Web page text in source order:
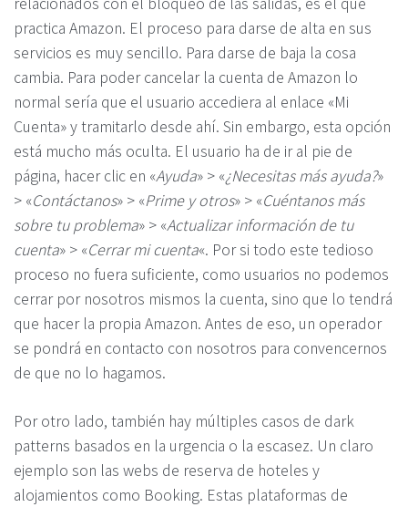
practica Amazon. El proceso para darse de alta en sus
servicios es muy sencillo. Para darse de baja la cosa
cambia. Para poder cancelar la cuenta de Amazon lo
normal sería que el usuario accediera al enlace «Mi
Cuenta» y tramitarlo desde ahí. Sin embargo, esta opción
está mucho más oculta. El usuario ha de ir al pie de
página, hacer clic en «Ayuda» > «¿Necesitas más ayuda?»
> «Contáctanos» > «Prime y otros» > «Cuéntanos más
sobre tu problema» > «Actualizar información de tu
cuenta» > «Cerrar mi cuenta«. Por si todo este tedioso
proceso no fuera suficiente, como usuarios no podemos
cerrar por nosotros mismos la cuenta, sino que lo tendrá
que hacer la propia Amazon. Antes de eso, un operador
se pondrá en contacto con nosotros para convencernos
de que no lo hagamos.
Por otro lado, también hay múltiples casos de dark
patterns basados en la urgencia o la escasez. Un claro
ejemplo son las webs de reserva de hoteles y
alojamientos como Booking. Estas plataformas de